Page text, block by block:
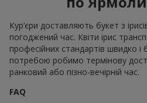
Кур’єри доставляють букет з
погоджений час. Квіти ірис
професійних стандартів швидко
потребою робимо термінову
ранковий або пізно-вечірній час.
FAQ